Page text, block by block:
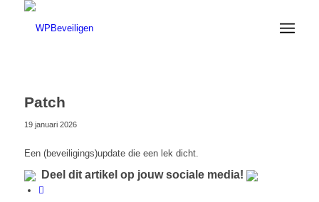
Patch
19 januari 2026
Een (beveiligings)update die een lek dicht.
Deel dit artikel op jouw sociale media!